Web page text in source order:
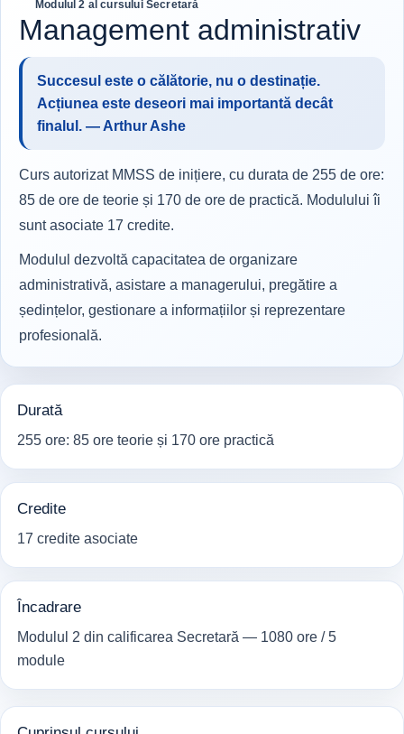
Modulul 2 al cursului Secretară
Management administrativ
Succesul este o călătorie, nu o destinație.
Acțiunea este deseori mai importantă decât
finalul. — Arthur Ashe
Curs autorizat MMSS de inițiere, cu durata de 255 de ore:
85 de ore de teorie și 170 de ore de practică. Modulului îi
sunt asociate 17 credite.
Modulul dezvoltă capacitatea de organizare
administrativă, asistare a managerului, pregătire a
ședințelor, gestionare a informațiilor și reprezentare
profesională.
Durată
255 ore: 85 ore teorie și 170 ore practică
Credite
17 credite asociate
Încadrare
Modulul 2 din calificarea Secretară — 1080 ore / 5
module